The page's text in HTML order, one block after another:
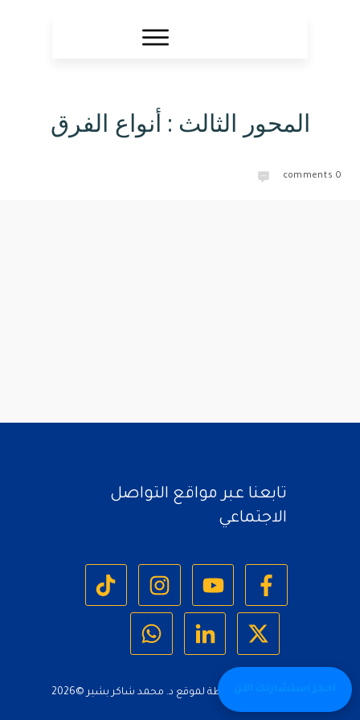
المحور الثالث : أنواع الفرق
0
comments
تابعنا عبر مواقع التواصل
الاجتماعي
جميع الحقوق محفوظة لموقع د. محمد شاكر بشير ©2026